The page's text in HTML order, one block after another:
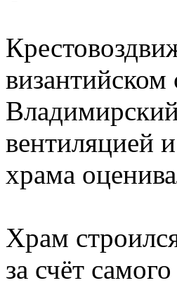
византийском
вентиляцией
храма
Храм
за счёт